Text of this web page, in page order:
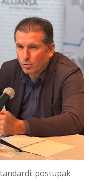
postupak